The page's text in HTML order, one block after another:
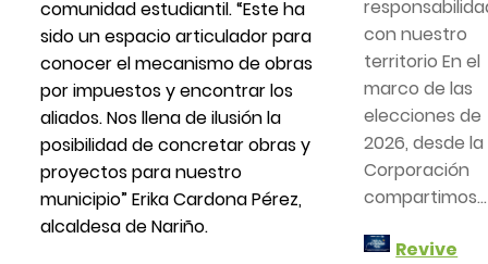
comunidad estudiantil. “Este ha
sido un espacio articulador para
conocer el mecanismo de obras
por impuestos y encontrar los
aliados. Nos llena de ilusión la
posibilidad de concretar obras y
proyectos para nuestro
municipio” Erika Cardona Pérez,
alcaldesa de Nariño.
con nuestro
territorio En el
marco de las
elecciones de
2026, desde la
Corporación
compartimos...
Revive